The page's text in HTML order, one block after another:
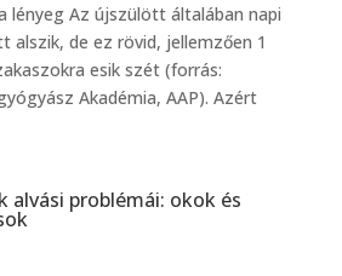
lényeg Az újszülött általában napi
alszik, de ez rövid, jellemzően 1
esik szét (forrás:
Akadémia, AAP). Azért
alvási problémái: okok és